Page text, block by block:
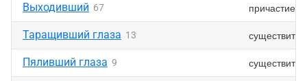
Выходивший 67 причастие
Таращивший глаза 13
Пяливший глаза 9